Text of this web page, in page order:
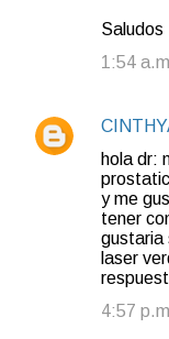
Saludos
1:54
hola dr:
y me
tener
gustaria
laser
4:57